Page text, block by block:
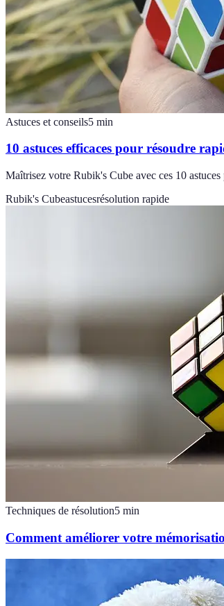
Astuces et conseils5 min
10 astuces efficaces pour résoudre
Maîtrisez votre Rubik's Cube avec ces 10
Rubik's Cubeastucesrésolution rapide
Techniques de résolution5 min
Comment améliorer votre